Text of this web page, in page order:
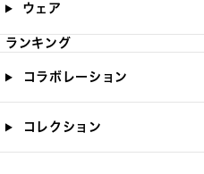
ウェア
ランキング
コラボレーション
コレクション